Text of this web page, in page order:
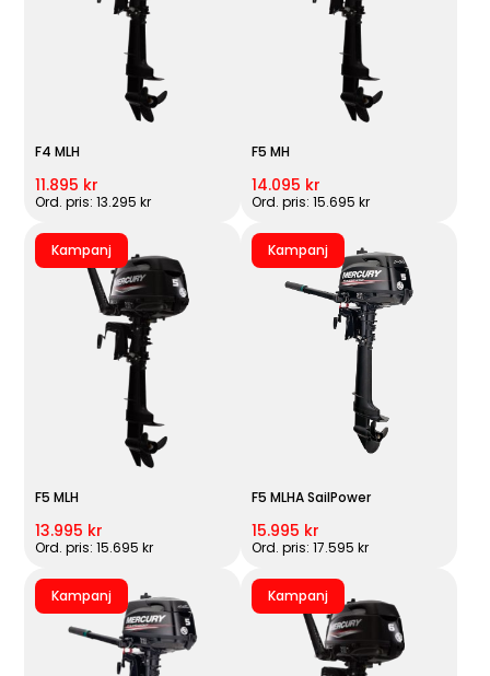
F4 MLH
11.895 kr
Ord. pris: 13.295 kr
F5 MH
14.095 kr
Ord. pris: 15.695 kr
Kampanj
F5 MLH
13.995 kr
Ord. pris: 15.695 kr
Kampanj
F5 MLHA SailPower
15.995 kr
Ord. pris: 17.595 kr
Kampanj Kampanj